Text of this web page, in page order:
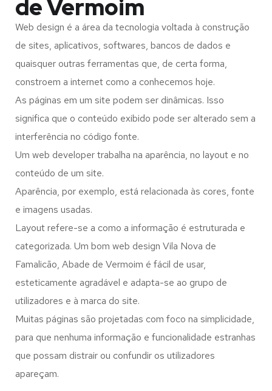
de Vermoim
Web design é a área da tecnologia voltada à construção
de sites, aplicativos, softwares, bancos de dados e
quaisquer outras ferramentas que, de certa forma,
constroem a internet como a conhecemos hoje.
As páginas em um site podem ser dinâmicas. Isso
significa que o conteúdo exibido pode ser alterado sem a
interferência no código fonte.
Um web developer trabalha na aparência, no layout e no
conteúdo de um site.
Aparência, por exemplo, está relacionada às cores, fonte
e imagens usadas.
Layout refere-se a como a informação é estruturada e
categorizada. Um bom web design Vila Nova de
Famalicão, Abade de Vermoim é fácil de usar,
esteticamente agradável e adapta-se ao grupo de
utilizadores e à marca do site.
Muitas páginas são projetadas com foco na simplicidade,
para que nenhuma informação e funcionalidade estranhas
que possam distrair ou confundir os utilizadores
apareçam.